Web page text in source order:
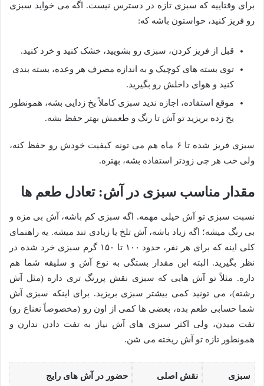
برای وقتاییه که سبزی تازه در دسترس نیست. اگه می خواید سبزی
رو فریز کنید، حواستون باشه که:
قبل از فریز کردن، سبزی رو بشویید، خشک کنید و خرد کنید.
توی بسته های کوچیک و به اندازه مصرف هر وعده، بسته بندی
کنید و هوای داخلش رو بگیرید.
موقع استفاده، اجازه ندید سبزی کاملاً یخ زدایی بشه، همونطور
یخ زده بریزید تو آش تا رنگ و طعمش بهتر حفظ بشه.
سبزی فریز شده تا ۶ ماه هم می تونه کیفیت خودش رو حفظ کنه،
ولی خب هر چی زودتر استفاده بشه، بهتره.
مقدار مناسب سبزی در آش: تعادل طعم ها
نسبت سبزی تو آش خیلی مهمه. اگه سبزی کم باشه، آش بی مزه و
بی رنگ میشه؛ اگه زیاد باشه، آش تلخ یا زیادی تند میشه. یه راهنمای
کلی اینه که برای هر نفر، حدود ۱۰۰ تا ۱۵۰ گرم سبزی خرد شده در
نظر بگیرید. البته این مقدار بستگی به نوع آش و سلیقه شما هم
داره. مثلاً تو آش هایی که سبزی نقش پررنگ تری داره (مثل آش
رشته)، می تونید کمی بیشتر سبزی بریزید. برای اینکه سبزی آش
شما حسابی طعم بده، بعضی ها کمی از اون رو (مخصوصاً نعناع رو)
تفت میدن، ولی اکثر سبزی های آش نیاز به تفت دادن ندارن و
همونطور تازه تو آش ریخته می شن.
سبزی نقش اصلی حضور در آش های رایج